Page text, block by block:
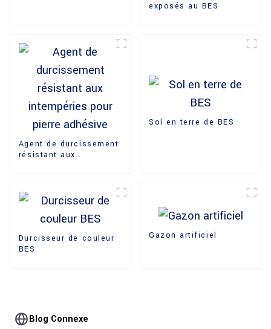
exposés au BES
Agent de durcissement
résistant aux
Sol en terre de BES
Durcisseur de couleur
BES
Gazon artificiel
Blog Connexe